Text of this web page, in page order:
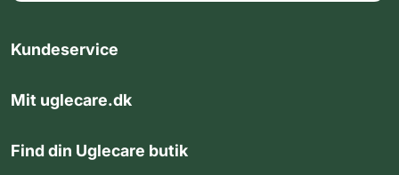
Kundeservice
Mit uglecare.dk
Find din Uglecare butik